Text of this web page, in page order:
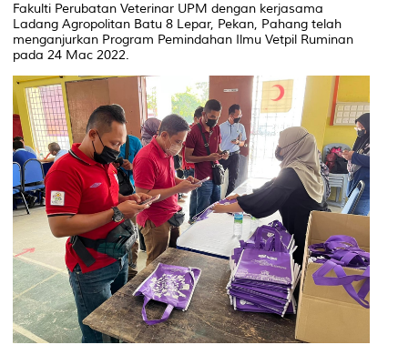
Fakulti Perubatan Veterinar UPM dengan kerjasama
Ladang Agropolitan Batu 8 Lepar, Pekan, Pahang telah
menganjurkan Program Pemindahan Ilmu Vetpil Ruminan
pada 24 Mac 2022.